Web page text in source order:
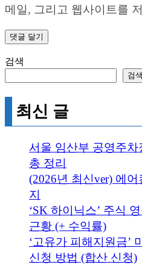
메일, 그리고 웹사이트를
검색
검색
최신 글
서울 임산부 공영주차
총 정리
(2026년 최신ver) 에
지
‘SK 하이닉스’ 주식
근황 (+ 수익률)
‘고유가 피해지원금’
신청 방법 (합산 신청)